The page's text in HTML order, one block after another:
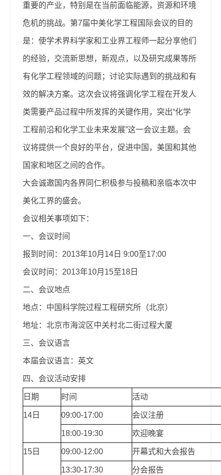
重要的产业，特别是在当前面临能源，资源和环境
危机的挑战。第7届中美化学工程国际会议的目的
是：使学术界科学家和工业界工程师一起分享他们
的经验，交流新思想，新观点，以及研究成果等所
有化学工程领域的问题；讨论实际遇到的挑战和有
效的解决方案。这次会议将强调化学工程在开发人
类需要产品过程中所发挥的关键作用，突出“化学
工程前沿和化学工业未来发展”这一会议主题。会
议将提供一个良好的平台，促进中国，美国和其他
国家和地区之间的合作。
大会诚邀国内各界同仁积极参与投稿和亲临本次中
美化工界的盛会。
会议相关事项如下：
一、会议时间
报到时间：2013年10月14日 9:00至17:00
会议时间：2013年10月15至18日
二、会议地点
地点：中国科学院过程工程研究所（北京）
地址：北京市海淀区中关村北二街过程大厦
三、会议语言
本届会议语言：英文
四、会议活动安排
日期 时间 活动
14日 09:00-17:00 会议注册
18:00-19:30 欢迎晚宴
15日 09:00-12:00 开幕式和大会报告
13:30-17:30 分会报告